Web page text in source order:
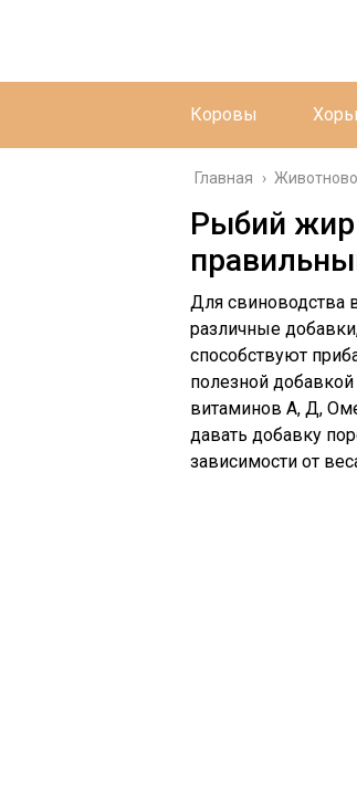
Коровы
Главная ›
Рыбий жир
Для свиноводства
различные
способствуют
полезной
витаминов А, Д,
давать добавку
зависимости от